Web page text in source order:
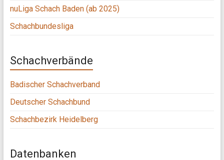
nuLiga Schach Baden (ab 2025)
Schachbundesliga
Schachverbände
Badischer Schachverband
Deutscher Schachbund
Schachbezirk Heidelberg
Datenbanken